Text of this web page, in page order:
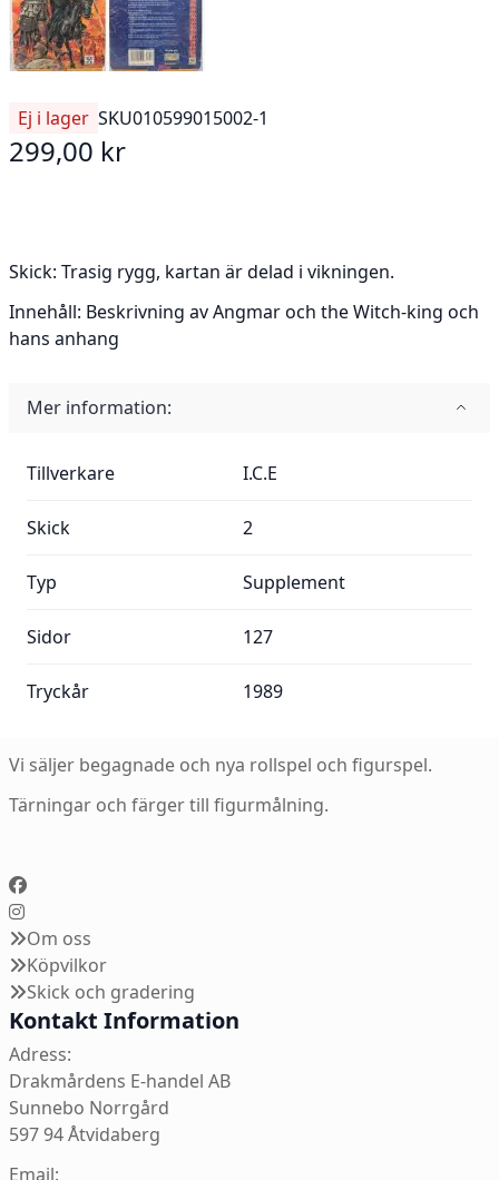
Ej i lager SKU010599015002-1
299,00 kr
Skick: Trasig rygg, kartan är delad i vikningen.
Innehåll: Beskrivning av Angmar och the Witch-king och
hans anhang
Mer information:
Tillverkare I.C.E
Skick 2
Typ Supplement
Sidor 127
Tryckår 1989
Vi säljer begagnade och nya rollspel och figurspel.
Tärningar och färger till figurmålning.
Om oss
Köpvilkor
Skick och gradering
Kontakt Information
Adress:
Drakmårdens E-handel AB
Sunnebo Norrgård
597 94 Åtvidaberg
Email: